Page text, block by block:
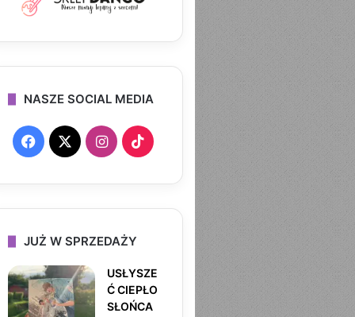
NASZE SOCIAL MEDIA
F
c
e
b
o
X
I
s
t
a
g
T
k
o
k
JUŻ W SPRZEDAŻY
USŁYSZE
Ć CIEPŁO
SŁOŃCA